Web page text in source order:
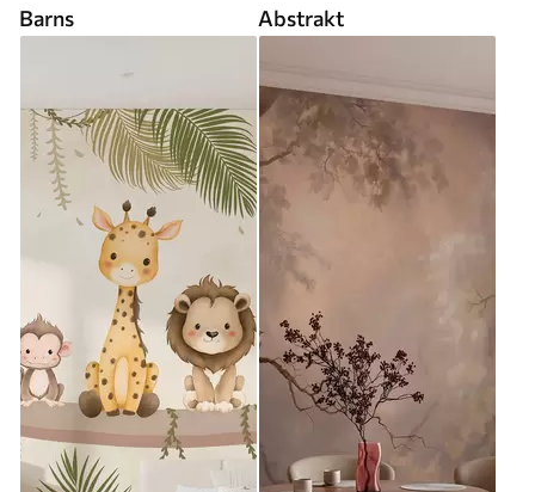
Barns Abstrakt